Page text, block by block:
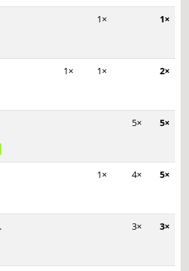
1× 1×
1× 1× 2×
5× 5×
1× 4× 5×
3× 3×